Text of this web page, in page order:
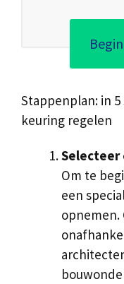
Stappenplan: in
keuring regelen
Selecteer
Om te
een
opnemen.